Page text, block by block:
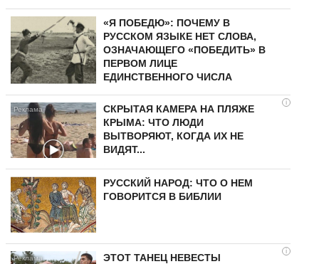
«Я ПОБЕДЮ»: ПОЧЕМУ В
РУССКОМ ЯЗЫКЕ НЕТ СЛОВА,
ОЗНАЧАЮЩЕГО «ПОБЕДИТЬ» В
ПЕРВОМ ЛИЦЕ
ЕДИНСТВЕННОГО ЧИСЛА
i
СКРЫТАЯ КАМЕРА НА ПЛЯЖЕ
КРЫМА: ЧТО ЛЮДИ
ВЫТВОРЯЮТ, КОГДА ИХ НЕ
ВИДЯТ...
РУССКИЙ НАРОД: ЧТО О НЕМ
ГОВОРИТСЯ В БИБЛИИ
i
ЭТОТ ТАНЕЦ НЕВЕСТЫ